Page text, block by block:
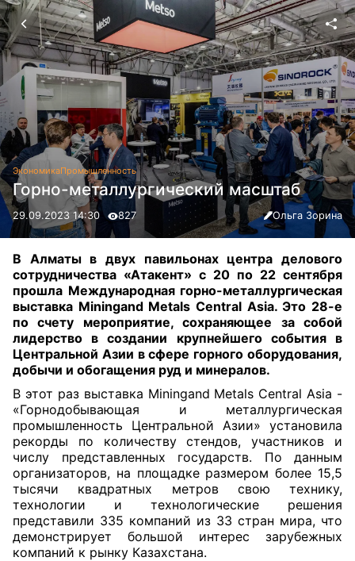
ЭкономикаПромышленность
Горно-металлургический масштаб
29.09.2023 14:30 827 Ольга Зорина
В Алматы в двух павильонах центра делового
сотрудничества «Атакент» с 20 по 22 сентября
прошла Международная горно-металлургическая
выставка Miningand Metals Central Asia. Это 28-е
по счету мероприятие, сохраняющее за собой
лидерство в создании крупнейшего события в
Центральной Азии в сфере горного оборудования,
добычи и обогащения руд и минералов.
В этот раз выставка Miningand Metals Central Asia -
«Горнодобывающая и металлургическая
промышленность Центральной Азии» установила
рекорды по количеству стендов, участников и
числу представленных государств. По данным
организаторов, на площадке размером более 15,5
тысячи квадратных метров свою технику,
технологии и технологические решения
представили 335 компаний из 33 стран мира, что
демонстрирует большой интерес зарубежных
компаний к рынку Казахстана.